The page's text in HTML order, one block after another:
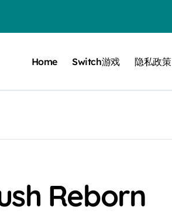
Home Switch游戏 隐私政策
Reborn